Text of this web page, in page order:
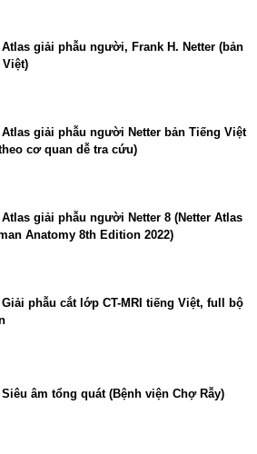
Atlas giải phẫu người, Frank H. Netter (bản
Atlas giải phẫu người Netter bản Tiếng Việt
cơ quan dễ tra cứu)
Atlas giải phẫu người Netter 8 (Netter Atlas
Anatomy 8th Edition 2022)
Giải phẫu cắt lớp CT-MRI tiếng Việt, full bộ
Siêu âm tổng quát (Bệnh viện Chợ Rẫy)